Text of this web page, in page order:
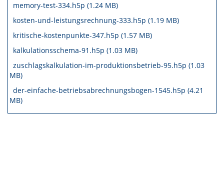
memory-test-334.h5p (1.24 MB)
kosten-und-leistungsrechnung-333.h5p (1.19 MB)
kritische-kostenpunkte-347.h5p (1.57 MB)
kalkulationsschema-91.h5p (1.03 MB)
zuschlagskalkulation-im-produktionsbetrieb-95.h5p (1.03
MB)
der-einfache-betriebsabrechnungsbogen-1545.h5p (4.21
MB)